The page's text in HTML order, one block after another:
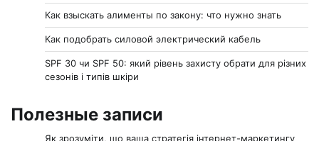
Как взыскать алименты по закону: что нужно знать
Как подобрать силовой электрический кабель
SPF 30 чи SPF 50: який рівень захисту обрати для різних
сезонів і типів шкіри
Полезные записи
Як зрозуміти, що ваша стратегія інтернет-маркетингу